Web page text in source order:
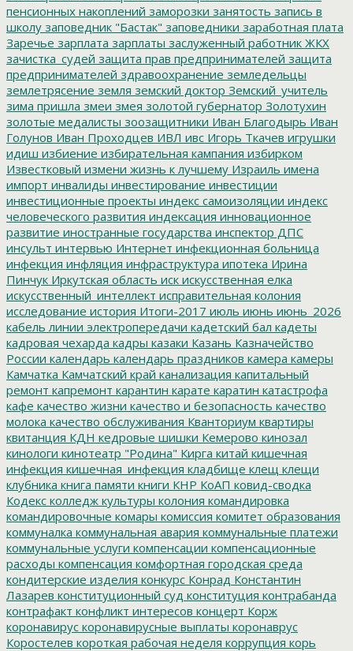
пенсионных накоплений заморозки занятость запись в
школу заповедник "Бастак" заповедники заработная плата
Заречье зарплата зарплаты заслуженный работник ЖКХ
зачистка_судей защита прав предпринимателей защита
предпринимателей здравоохранение земледельцы
землетрясение земля земский доктор Земский_учитель
зима пришла змеи змея золотой губернатор Золотухин
золотые медалисты зоозащитники Иван Благодырь Иван
Голунов Иван Проходцев ИВЛ ивс Игорь Ткачев игрушки
идиш избиение избирательная кампания избирком
Известковый измени жизнь к лучшему Израиль имена
импорт инвалиды инвестирование инвестиции
инвестиционные проекты индекс самоизоляции индекс
человеческого развития индексация инновационное
развитие иностранные государства инспектор ДПС
инсульт интервью Интернет инфекционная больница
инфекция инфляция инфраструктура ипотека Ирина
Пинчук Иркутская область иск искусственная елка
искусственный_интеллект исправительная колония
исследование история Итоги-2017 июль июнь июнь_2026
кабель линии электропередачи кадетский бал кадеты
кадровая чехарда кадры казаки Казань Казначейство
России календарь календарь праздников камера камеры
Камчатка Камчатский край канализация капитальный
ремонт капремонт карантин карате каратин катастрофа
кафе качество жизни качество и безопасность качество
молока качество обслуживания Кванториум квартиры
квитанция КДН кедровые шишки Кемерово кинозал
кинологи кинотеатр "Родина" Кирга китай кишечная
инфекция кишечная_инфекция кладбище клещ клещи
клубника книга памяти книги КНР КоАП ковид-сводка
Кодекс колледж культуры колония командировка
командировочные комары комиссия комитет образования
коммуналка коммунальная авария коммунальные платежи
коммунальные услуги компенсации компенсационные
расходы компенсация комфортная городская среда
кондитерские изделия конкурс Конрад Константин
Лазарев конституционный суд конституция контрабанда
контрафакт конфликт интересов концерт Корж
коронавирус коронавирусные выплаты коронаврус
Коростелев короткая рабочая неделя коррупция корь